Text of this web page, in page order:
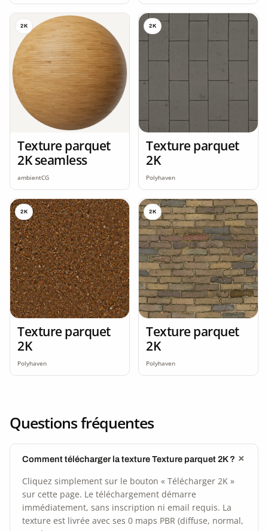
2K
Texture parquet
2K seamless
ambientCG
2K
Texture parquet
2K
Polyhaven
2K
Texture parquet
2K
Polyhaven
2K
Texture parquet
2K
Polyhaven
Questions fréquentes
Comment télécharger la texture Texture parquet 2K ?
Cliquez simplement sur le bouton « Télécharger 2K »
sur cette page. Le téléchargement démarre
immédiatement, sans inscription ni email requis. La
texture est livrée avec ses 0 maps PBR (diffuse, normal,